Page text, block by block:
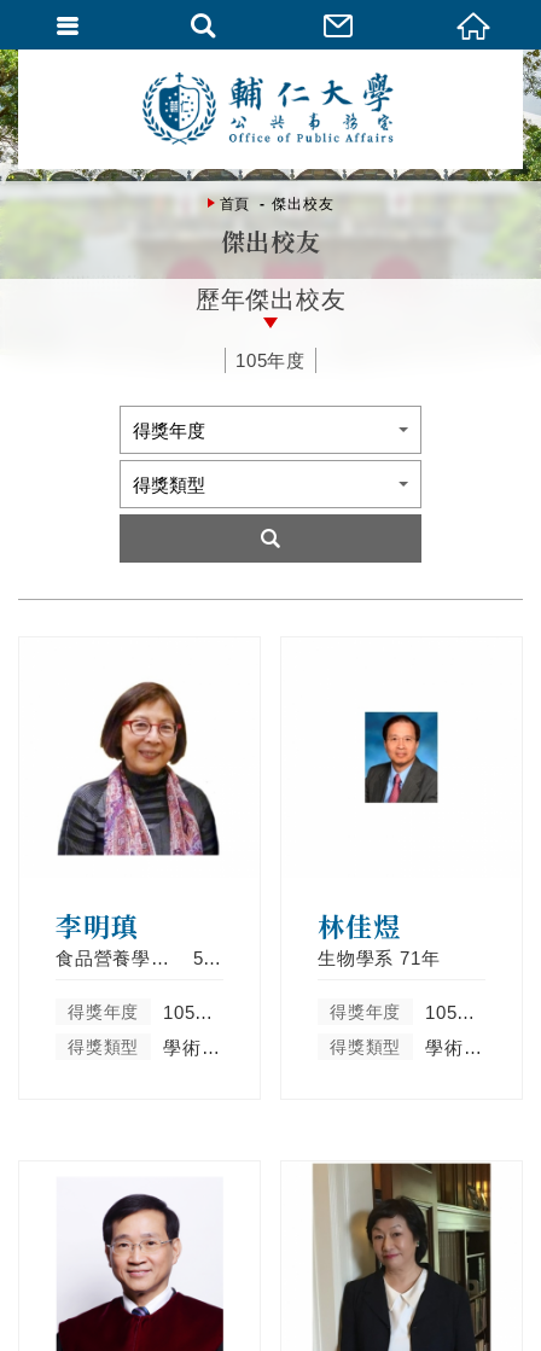
首頁 傑出校友
傑出校友
歷年傑出校友
105年度
李明瑱
食品營養學系營養組 57年
得獎年度 105學年度
得獎類型 學術卓越類
林佳煜
生物學系 71年
得獎年度 105學年度
得獎類型 學術卓越類